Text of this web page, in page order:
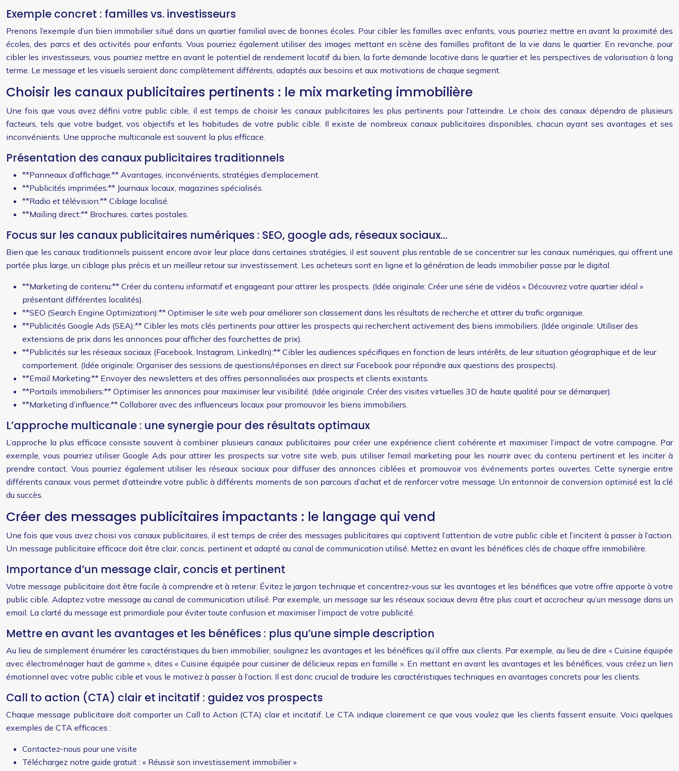
Exemple concret : familles vs. investisseurs
Prenons l’exemple d’un bien immobilier situé dans un quartier familial avec de bonnes écoles. Pour cibler les familles avec enfants, vous pourriez mettre en avant la proximité des
écoles, des parcs et des activités pour enfants. Vous pourriez également utiliser des images mettant en scène des familles profitant de la vie dans le quartier. En revanche, pour
cibler les investisseurs, vous pourriez mettre en avant le potentiel de rendement locatif du bien, la forte demande locative dans le quartier et les perspectives de valorisation à long
terme. Le message et les visuels seraient donc complètement différents, adaptés aux besoins et aux motivations de chaque segment.
Choisir les canaux publicitaires pertinents : le mix marketing immobilière
Une fois que vous avez défini votre public cible, il est temps de choisir les canaux publicitaires les plus pertinents pour l’atteindre. Le choix des canaux dépendra de plusieurs
facteurs, tels que votre budget, vos objectifs et les habitudes de votre public cible. Il existe de nombreux canaux publicitaires disponibles, chacun ayant ses avantages et ses
inconvénients. Une approche multicanale est souvent la plus efficace.
Présentation des canaux publicitaires traditionnels
**Panneaux d’affichage:** Avantages, inconvénients, stratégies d’emplacement.
**Publicités imprimées:** Journaux locaux, magazines spécialisés.
**Radio et télévision:** Ciblage localisé.
**Mailing direct:** Brochures, cartes postales.
Focus sur les canaux publicitaires numériques : SEO, google ads, réseaux sociaux…
Bien que les canaux traditionnels puissent encore avoir leur place dans certaines stratégies, il est souvent plus rentable de se concentrer sur les canaux numériques, qui offrent une
portée plus large, un ciblage plus précis et un meilleur retour sur investissement. Les acheteurs sont en ligne et la génération de leads immobilier passe par le digital.
**Marketing de contenu:** Créer du contenu informatif et engageant pour attirer les prospects. (Idée originale: Créer une série de vidéos « Découvrez votre quartier idéal »
présentant différentes localités).
**SEO (Search Engine Optimization):** Optimiser le site web pour améliorer son classement dans les résultats de recherche et attirer du trafic organique.
**Publicités Google Ads (SEA):** Cibler les mots clés pertinents pour attirer les prospects qui recherchent activement des biens immobiliers. (Idée originale: Utiliser des
extensions de prix dans les annonces pour afficher des fourchettes de prix).
**Publicités sur les réseaux sociaux (Facebook, Instagram, LinkedIn):** Cibler les audiences spécifiques en fonction de leurs intérêts, de leur situation géographique et de leur
comportement. (Idée originale: Organiser des sessions de questions/réponses en direct sur Facebook pour répondre aux questions des prospects).
**Email Marketing:** Envoyer des newsletters et des offres personnalisées aux prospects et clients existants.
**Portails immobiliers:** Optimiser les annonces pour maximiser leur visibilité. (Idée originale: Créer des visites virtuelles 3D de haute qualité pour se démarquer).
**Marketing d’influence:** Collaborer avec des influenceurs locaux pour promouvoir les biens immobiliers.
L’approche multicanale : une synergie pour des résultats optimaux
L’approche la plus efficace consiste souvent à combiner plusieurs canaux publicitaires pour créer une expérience client cohérente et maximiser l’impact de votre campagne. Par
exemple, vous pourriez utiliser Google Ads pour attirer les prospects sur votre site web, puis utiliser l’email marketing pour les nourrir avec du contenu pertinent et les inciter à
prendre contact. Vous pourriez également utiliser les réseaux sociaux pour diffuser des annonces ciblées et promouvoir vos événements portes ouvertes. Cette synergie entre
différents canaux vous permet d’atteindre votre public à différents moments de son parcours d’achat et de renforcer votre message. Un entonnoir de conversion optimisé est la clé
du succès.
Créer des messages publicitaires impactants : le langage qui vend
Une fois que vous avez choisi vos canaux publicitaires, il est temps de créer des messages publicitaires qui captivent l’attention de votre public cible et l’incitent à passer à l’action.
Un message publicitaire efficace doit être clair, concis, pertinent et adapté au canal de communication utilisé. Mettez en avant les bénéfices clés de chaque offre immobilière.
Importance d’un message clair, concis et pertinent
Votre message publicitaire doit être facile à comprendre et à retenir. Évitez le jargon technique et concentrez-vous sur les avantages et les bénéfices que votre offre apporte à votre
public cible. Adaptez votre message au canal de communication utilisé. Par exemple, un message sur les réseaux sociaux devra être plus court et accrocheur qu’un message dans un
email. La clarté du message est primordiale pour éviter toute confusion et maximiser l’impact de votre publicité.
Mettre en avant les avantages et les bénéfices : plus qu’une simple description
Au lieu de simplement énumérer les caractéristiques du bien immobilier, soulignez les avantages et les bénéfices qu’il offre aux clients. Par exemple, au lieu de dire « Cuisine équipée
avec électroménager haut de gamme », dites « Cuisine équipée pour cuisiner de délicieux repas en famille ». En mettant en avant les avantages et les bénéfices, vous créez un lien
émotionnel avec votre public cible et vous le motivez à passer à l’action. Il est donc crucial de traduire les caractéristiques techniques en avantages concrets pour les clients.
Call to action (CTA) clair et incitatif : guidez vos prospects
Chaque message publicitaire doit comporter un Call to Action (CTA) clair et incitatif. Le CTA indique clairement ce que vous voulez que les clients fassent ensuite. Voici quelques
exemples de CTA efficaces :
Contactez-nous pour une visite
Téléchargez notre guide gratuit : « Réussir son investissement immobilier »